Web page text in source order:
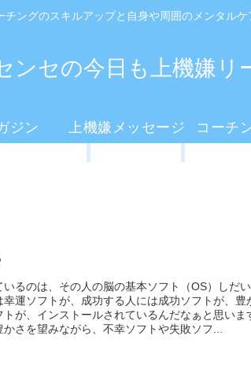
チングのスキルアップと自身や周囲のメンタルケ
ンセの今日も上機嫌リ
ジン 上機嫌メッセージ
いるのは、その人の脳の基本ソフト（OS）しだい
幸運ソフトが、成功する人には成功ソフトが、豊
トが、インストールされているんだなぁと思いま
さを望みながら、不幸ソフトや失敗ソフ...